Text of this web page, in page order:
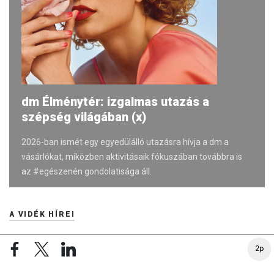
2p
dm Élménytér: izgalmas utazás a
szépség világában (x)
2026-ban ismét egy egyedülálló utazásra hívja a dm a
vásárlókat, miközben aktivitásaik fókuszában továbbra is
az #egészenén gondolatisága áll.
A VIDÉK HÍREI
Magyar Péter: Kiírják az első szélerőművi pályázatokat,
magyar állami részesedéssel valósulhatnak meg a